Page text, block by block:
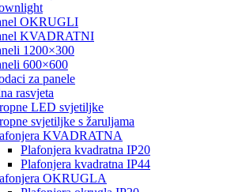
OKRUGLI
KVADRATNI
1200×300
600×600
za panele
rasvjeta
LED svjetiljke
svjetiljke s žaruljama
KVADRATNA
Plafonjera kvadratna IP20
Plafonjera kvadratna IP44
OKRUGLA